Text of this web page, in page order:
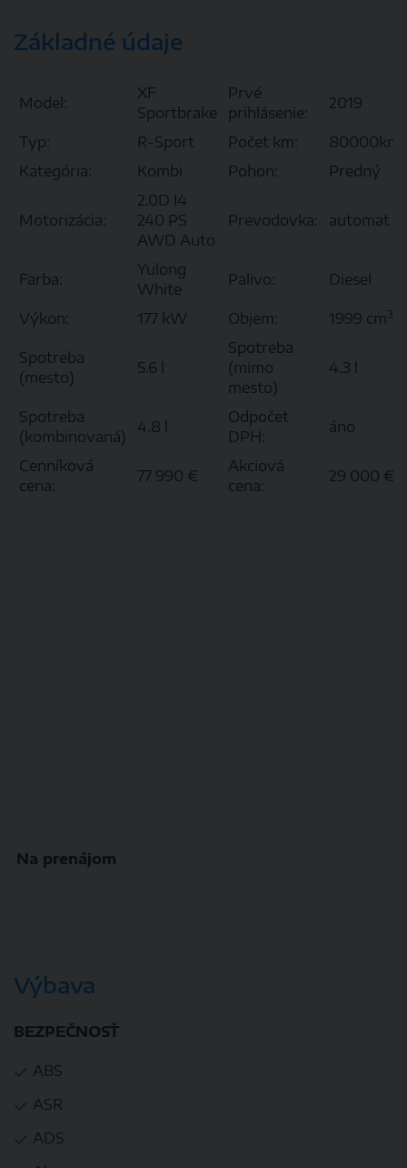
Základné údaje
Model:
XF
Sportbrake
Prvé
prihlásenie:
2019
Typ: R-Sport Počet km:
80000km
Kategória:
Kombi Pohon: Predný
Motorizácia:
2.0D I4
240 PS
AWD Auto
Prevodovka: automat
Farba:
Yulong
White
Palivo: Diesel
Výkon: 177 kW Objem: 1999 cm3
Spotreba
(mesto)
5.6 l
Spotreba
(mimo
mesto)
4.3 l
Spotreba
(kombinovaná)
4.8 l
Odpočet
DPH:
áno
Cenníková
cena:
77 990 €
Akciová
cena:
29 000 €
Na prenájom
Výbava
BEZPEČNOSŤ
ABS
ASR
ADS